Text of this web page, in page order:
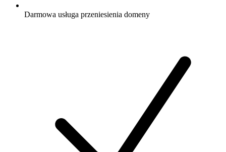
Darmowa usługa przeniesienia domeny